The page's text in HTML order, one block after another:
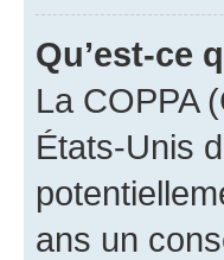
Qu’est-ce
La COPPA
États-Unis
ans un